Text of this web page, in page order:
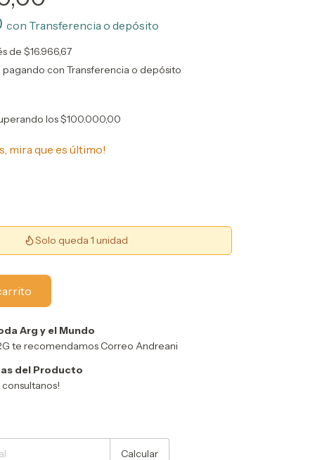
con Transferencia o depósito
de $16.966,67
pagando con Transferencia o depósito
los$100.000,00
mira que es último!
Solo queda 1 unidad
Arg y el Mundo
te recomendamos Correo Andreani
del Producto
Calcular